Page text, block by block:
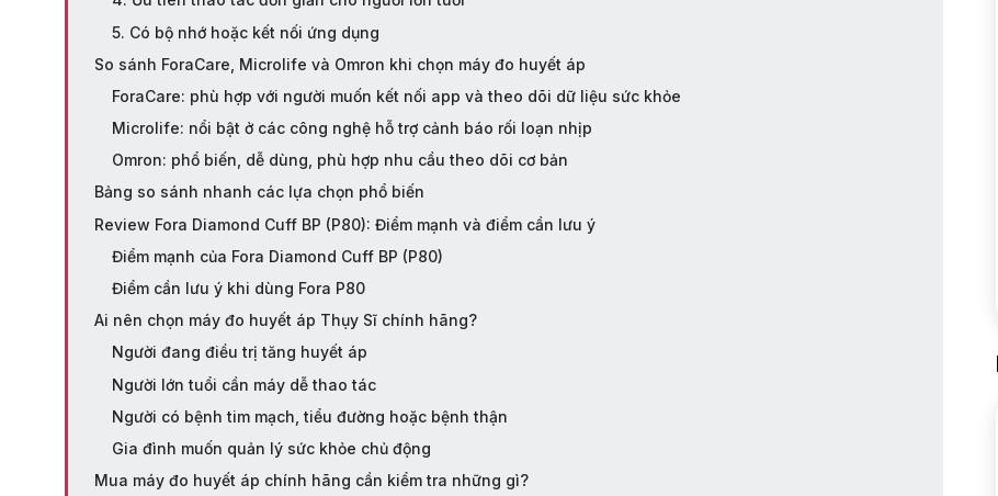
5. Có bộ nhớ hoặc kết nối ứng dụng
So sánh ForaCare, Microlife và Omron khi chọn máy đo huyết áp
ForaCare: phù hợp với người muốn kết nối app và theo dõi dữ liệu sức khỏe
Microlife: nổi bật ở các công nghệ hỗ trợ cảnh báo rối loạn nhịp
Omron: phổ biến, dễ dùng, phù hợp nhu cầu theo dõi cơ bản
Bảng so sánh nhanh các lựa chọn phổ biến
Review Fora Diamond Cuff BP (P80): Điểm mạnh và điểm cần lưu ý
Điểm mạnh của Fora Diamond Cuff BP (P80)
Điểm cần lưu ý khi dùng Fora P80
Ai nên chọn máy đo huyết áp Thụy Sĩ chính hãng?
Người đang điều trị tăng huyết áp
Người lớn tuổi cần máy dễ thao tác
Người có bệnh tim mạch, tiểu đường hoặc bệnh thận
Gia đình muốn quản lý sức khỏe chủ động
Mua máy đo huyết áp chính hãng cần kiểm tra những gì?